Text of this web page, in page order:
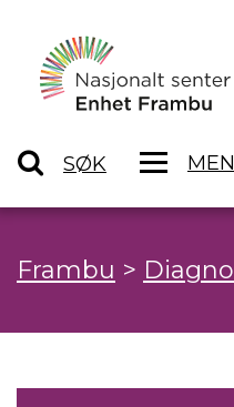
SØK
Frambu >